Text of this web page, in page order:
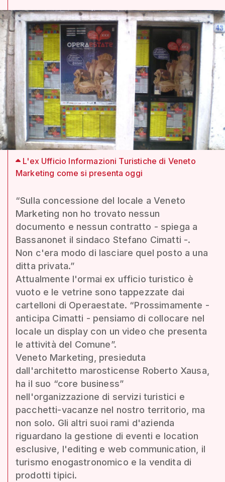
L'ex Ufficio Informazioni Turistiche di Veneto
Marketing come si presenta oggi
“Sulla concessione del locale a Veneto
Marketing non ho trovato nessun
documento e nessun contratto - spiega a
Bassanonet il sindaco Stefano Cimatti -.
Non c'era modo di lasciare quel posto a una
ditta privata.”
Attualmente l'ormai ex ufficio turistico è
vuoto e le vetrine sono tappezzate dai
cartelloni di Operaestate. “Prossimamente -
anticipa Cimatti - pensiamo di collocare nel
locale un display con un video che presenta
le attività del Comune”.
Veneto Marketing, presieduta
dall'architetto marosticense Roberto Xausa,
ha il suo “core business”
nell'organizzazione di servizi turistici e
pacchetti-vacanze nel nostro territorio, ma
non solo. Gli altri suoi rami d'azienda
riguardano la gestione di eventi e location
esclusive, l'editing e web communication, il
turismo enogastronomico e la vendita di
prodotti tipici.